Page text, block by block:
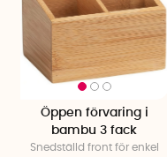
Öppen förvaring i
bambu 3 fack
Snedställd front för enkel